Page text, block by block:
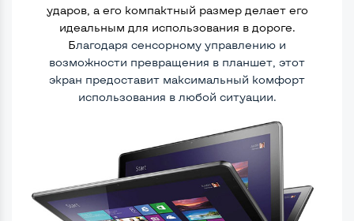
ударов, а его компактный размер делает его
идеальным для использования в дороге.
Благодаря сенсорному управлению и
возможности превращения в планшет, этот
экран предоставит максимальный комфорт
использования в любой ситуации.